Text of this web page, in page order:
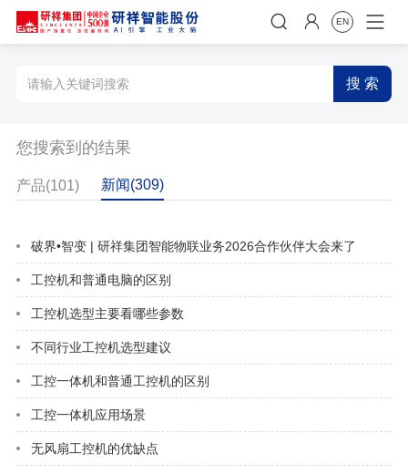
  EN
搜 索
您搜索到的结果
产品(101) 新闻(309)
破界•智变 | 研祥集团智能物联业务2026合作伙伴大会来了
工控机和普通电脑的区别
工控机选型主要看哪些参数
不同行业工控机选型建议
工控一体机和普通工控机的区别
工控一体机应用场景
无风扇工控机的优缺点